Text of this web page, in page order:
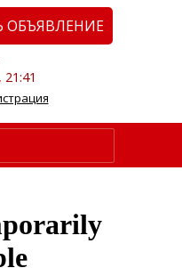
ОБЪЯВЛЕНИЕ
21:41